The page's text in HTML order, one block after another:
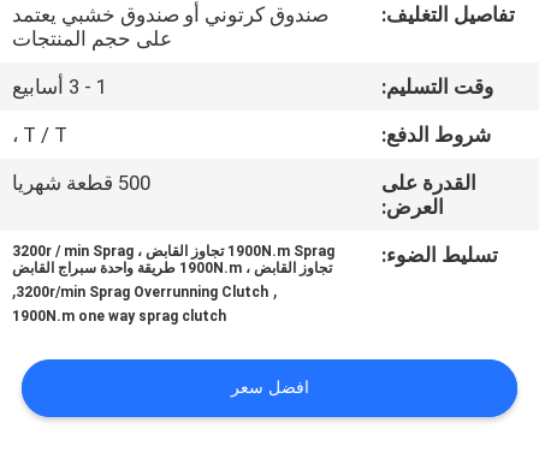
الجودة
اتصل
أخبار
حالات
اطلب
تفاصيل التغليف:
صندوق كرتوني أو صندوق خشبي يعتمد
على حجم المنتجات
وقت التسليم:
1 - 3 أسابيع
شروط الدفع:
T / T ،
القدرة على
العرض:
500 قطعة شهريا
تسليط الضوء:
1900N.m Sprag تجاوز القابض ، 3200r / min Sprag
تجاوز القابض ، 1900N.m طريقة واحدة سبراج القابض
,
3200r/min Sprag Overrunning Clutch
,
1900N.m one way sprag clutch
افضل سعر